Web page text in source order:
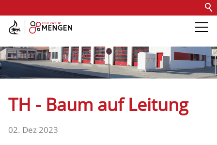
Kontakt Impressum
Barrierefreiheit
Die Feuerwehr
Fachdienste
TH - Baum auf Leitung
02. Dez 2023